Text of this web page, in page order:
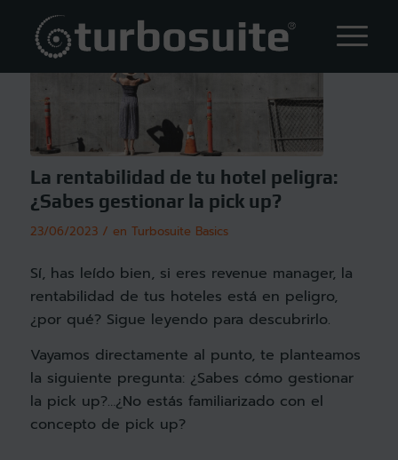
La rentabilidad de tu hotel peligra:
¿Sabes gestionar la pick up?
23/06/2023 / en Turbosuite Basics
Sí, has leído bien, si eres revenue manager, la
rentabilidad de tus hoteles está en peligro,
¿por qué? Sigue leyendo para descubrirlo.
Vayamos directamente al punto, te planteamos
la siguiente pregunta: ¿Sabes cómo gestionar
la pick up?…¿No estás familiarizado con el
concepto de pick up?